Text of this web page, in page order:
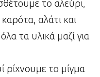
το αλεύρι,
αλάτι και
τα υλικά μαζί για
ρίχνουμε το μίγμα